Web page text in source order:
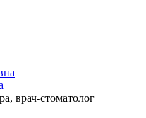
врач-стоматолог